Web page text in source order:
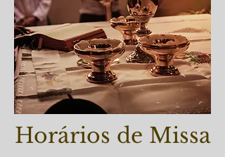
Horários de Missa